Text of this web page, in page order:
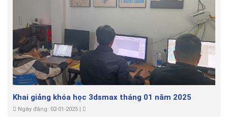
Khai giảng khóa học 3dsmax tháng 01 năm 2025
Ngày đăng: 02-01-2025 |